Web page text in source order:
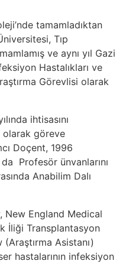
tamamladıktan
Tıp
ve aynı yıl Gazi
Hastalıkları ve
Görevlisi olarak
ihtisasını
olarak göreve
Doçent, 1996
Profesör ünvanlarını
Anabilim Dalı
New England Medical
İliği Transplantasyon
Asistanı)
hastalarının infeksiyon